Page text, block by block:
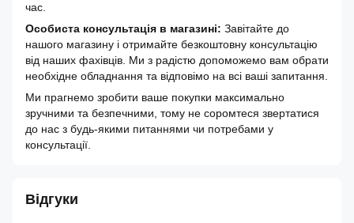
час.
Особиста консультація в магазині: Завітайте до
нашого магазину і отримайте безкоштовну консультацію
від наших фахівців. Ми з радістю допоможемо вам обрати
необхідне обладнання та відповімо на всі ваші запитання.
Ми прагнемо зробити ваше покупки максимально
зручними та безпечними, тому не соромтеся звертатися
до нас з будь-якими питаннями чи потребами у
консультації.
Відгуки